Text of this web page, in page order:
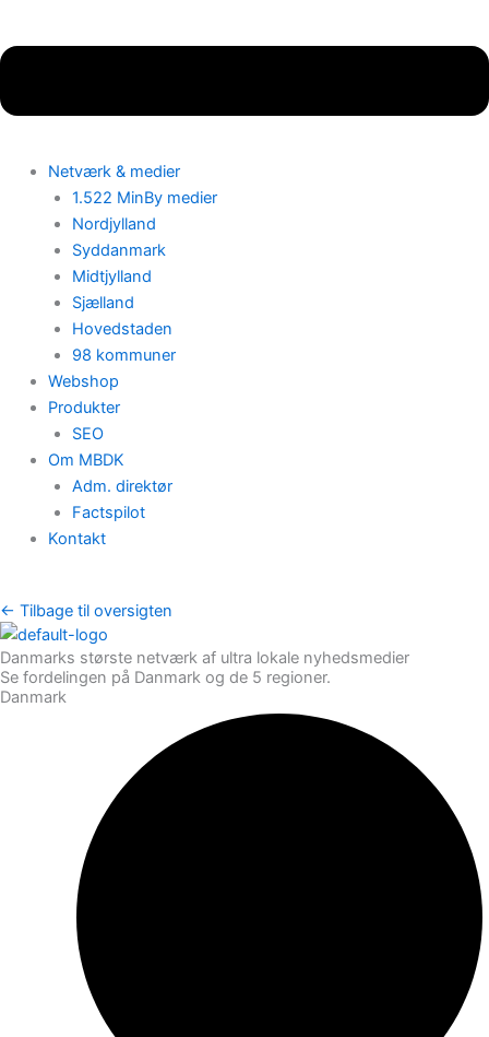
Netværk & medier
1.522 MinBy medier
Nordjylland
Syddanmark
Midtjylland
Sjælland
Hovedstaden
98 kommuner
Webshop
Produkter
SEO
Om MBDK
Adm. direktør
Factspilot
Kontakt
← Tilbage til oversigten
Danmarks største netværk af ultra lokale nyhedsmedier
Se fordelingen på Danmark og de 5 regioner.
Danmark